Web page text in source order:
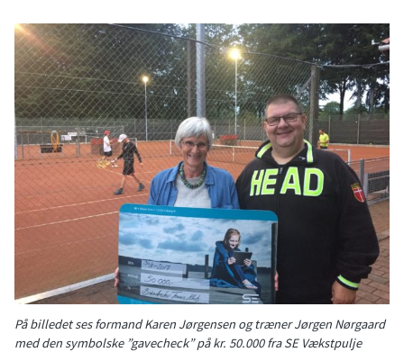
På billedet ses formand Karen Jørgensen og træner Jørgen Nørgaard
med den symbolske ”gavecheck” på kr. 50.000 fra SE Vækstpulje